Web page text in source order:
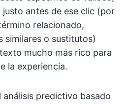
justo antes de ese clic (por
relacionado,
similares o sustitutos)
mucho más rico para
la experiencia.
análisis predictivo basado